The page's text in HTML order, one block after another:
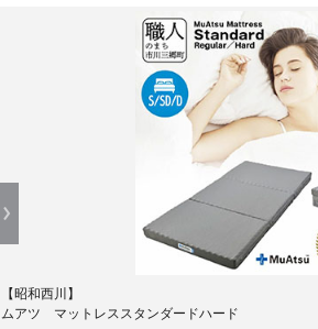
【昭和西川】
ムアツ マットレススタンダードハード